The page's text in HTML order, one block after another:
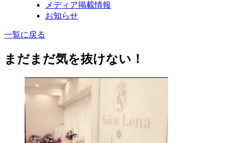
メディア掲載情報
お知らせ
一覧に戻る
まだまだ気を抜けない！